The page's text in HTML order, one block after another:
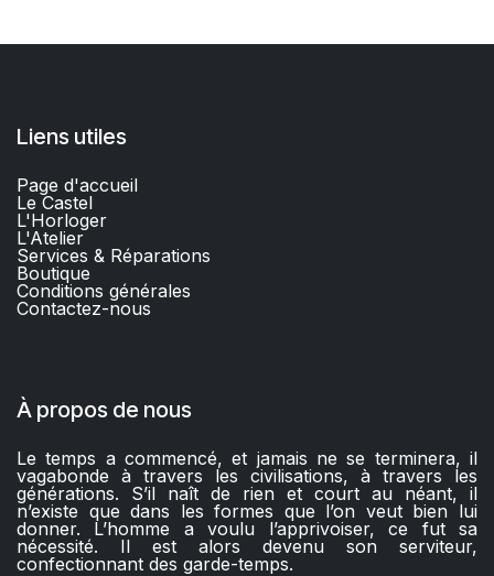
Liens utiles
Page d'accueil
Le Castel
L'Horloger
L'Atelier
Services & Réparations
Boutique
Conditions générales
Contactez-nous​
À propos de nous
Le temps a commencé, et jamais ne se terminera, il
vagabonde à travers les civilisations, à travers les
générations. S’il naît de rien et court au néant, il
n’existe que dans les formes que l’on veut bien lui
donner. L’homme a voulu l’apprivoiser, ce fut sa
nécessité. Il est alors devenu son serviteur,
confectionnant des garde-temps.